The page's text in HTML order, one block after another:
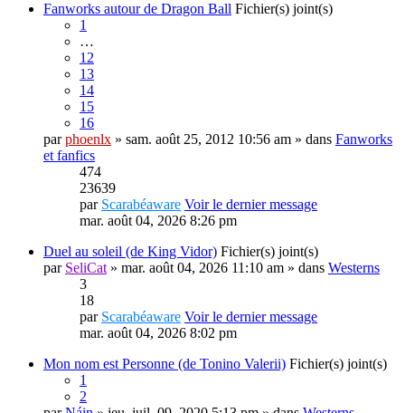
Fanworks autour de Dragon Ball Fichier(s) joint(s)
1
…
12
13
14
15
16
parphoenlx » sam. août 25, 2012 10:56 am » dans Fanworks
et fanfics
474
23639
par Scarabéaware Voir le dernier message
mar. août 04, 2026 8:26 pm
Duel au soleil (de King Vidor) Fichier(s) joint(s)
par SeliCat » mar. août 04, 2026 11:10 am » dans Westerns
3
18
par Scarabéaware Voir le dernier message
mar. août 04, 2026 8:02 pm
Mon nom est Personne (de Tonino Valerii) Fichier(s) joint(s)
1
2